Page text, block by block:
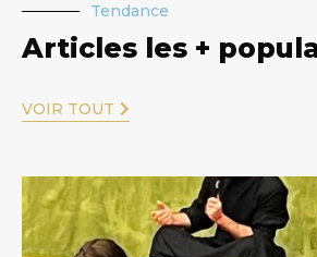
Tendance
Articles les +
VOIR TOUT